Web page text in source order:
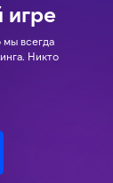
игре
мы всегда
Никто